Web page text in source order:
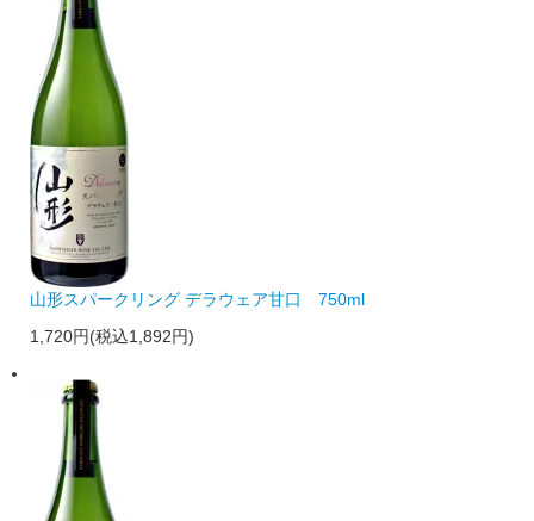
山形スパークリング デラウェア甘口 750ml
1,720円(税込1,892円)